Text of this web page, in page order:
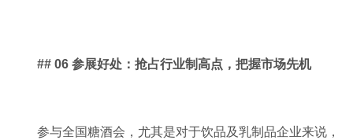
## 06 参展好处：抢占行业制高点，把握市场先机
参与全国糖酒会，尤其是对于饮品及乳制品企业来说，